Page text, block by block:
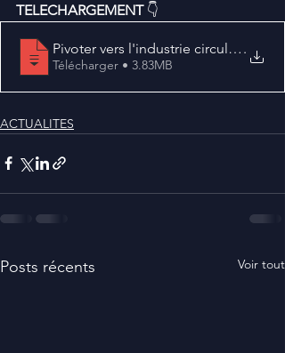
TELECHARGEMENT 👇
Pivoter vers l'industrie circulaire - Et
.
Télécharger • 3.83MB
ACTUALITES
Posts récents Voir tout